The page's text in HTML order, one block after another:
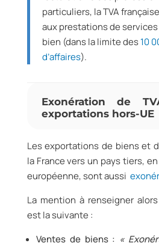
particuliers, la TVA
aux prestations de
bien (dans la limite des10
d’affaires).
Exonération de
exportations hors-UE
Les exportations de biens et
la France vers un pays tiers,
européenne, sont aussi
La mention à renseigner
est la suivante :
Ventes de biens : «